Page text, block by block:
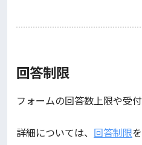
回答制限
フォームの回答数上限や受
詳細については、 回答制限